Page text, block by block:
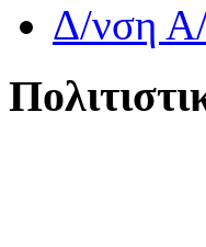
Δ/νση